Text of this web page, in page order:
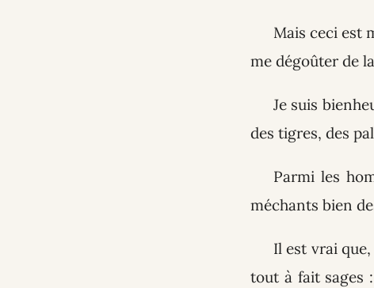
Mais ceci est
me dégoûter de
Je suis
des tigres, des
Parmi les
méchants bien
Il est vrai
tout à fait sages